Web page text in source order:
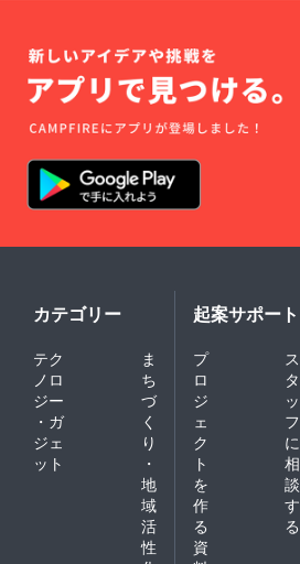
カテゴリー
テク
ノロ
ジー
・ガ
ジェ
ット
ま
ち
づ
く
り
・
地
域
活
性
起案サポート
プ
ロ
ジ
ェ
ク
ト
を
作
る
ス
タ
ッ
フ
に
相
談
す
る
資